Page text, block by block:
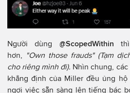
Người dùng @ScopedWithin
hơn,
"Own those frauds" (Tạm
cho riêng mình đi). Nhìn chung,
khẳng định của Miller đều ủng
ngợi việc sẵn sàng lên tiếng bác